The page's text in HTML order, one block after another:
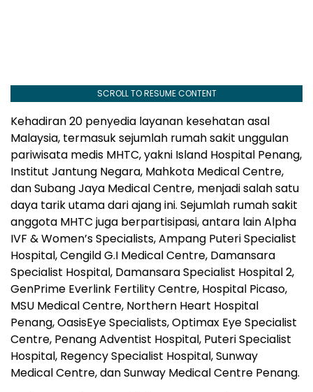
SCROLL TO RESUME CONTENT
Kehadiran 20 penyedia layanan kesehatan asal
Malaysia, termasuk sejumlah rumah sakit unggulan
pariwisata medis MHTC, yakni Island Hospital Penang,
Institut Jantung Negara, Mahkota Medical Centre,
dan Subang Jaya Medical Centre, menjadi salah satu
daya tarik utama dari ajang ini. Sejumlah rumah sakit
anggota MHTC juga berpartisipasi, antara lain Alpha
IVF & Women’s Specialists, Ampang Puteri Specialist
Hospital, Cengild G.I Medical Centre, Damansara
Specialist Hospital, Damansara Specialist Hospital 2,
GenPrime Everlink Fertility Centre, Hospital Picaso,
MSU Medical Centre, Northern Heart Hospital
Penang, OasisEye Specialists, Optimax Eye Specialist
Centre, Penang Adventist Hospital, Puteri Specialist
Hospital, Regency Specialist Hospital, Sunway
Medical Centre, dan Sunway Medical Centre Penang.